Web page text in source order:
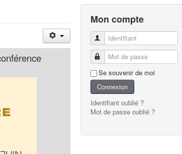
Mon compte
Identifiant
Mot de passe
Se souvenir de moi
Connexion
Identifiant oublié ?
Mot de passe oublié ?